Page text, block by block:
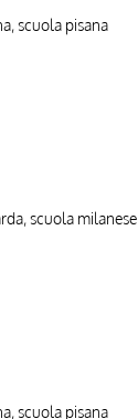
scuola pisana
scuola milanese
scuola pisana